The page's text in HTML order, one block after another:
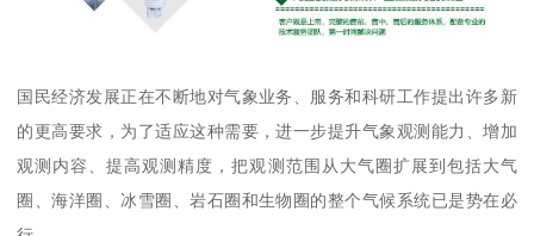
国民经济发展正在不断地对气象业务、服务和科研工作提出许多新
的更高要求，为了适应这种需要，进一步提升气象观测能力、增加
观测内容、提高观测精度，把观测范围从大气圈扩展到包括大气
圈、海洋圈、冰雪圈、岩石圈和生物圈的整个气候系统已是势在必